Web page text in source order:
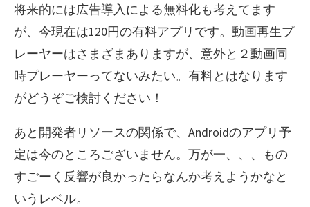
将来的には広告導入による無料化も考えてます
が、今現在は120円の有料アプリです。動画再生プ
レーヤーはさまざまありますが、意外と２動画同
時プレーヤーってないみたい。有料とはなります
がどうぞご検討ください！
あと開発者リソースの関係で、Androidのアプリ予
定は今のところございません。万が一、、、もの
すごーく反響が良かったらなんか考えようかなと
いうレベル。